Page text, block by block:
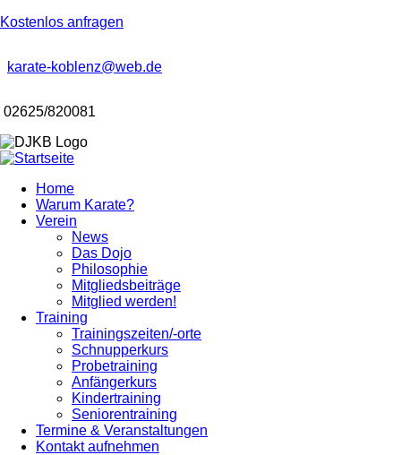
Kostenlos anfragen
karate-koblenz@web.de
02625/820081
Hauptnavigation
Home
Warum Karate?
Verein
News
Das Dojo
Philosophie
Mitgliedsbeiträge
Mitglied werden!
Training
Trainingszeiten/-orte
Schnupperkurs
Probetraining
Anfängerkurs
Kindertraining
Seniorentraining
Termine & Veranstaltungen
Kontakt aufnehmen